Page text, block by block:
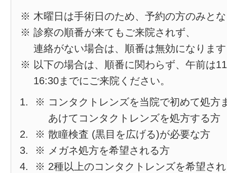
※ 木曜日は手術日のため、予約の方のみと
※ 診察の順番が来てもご来院されず、
連絡がない場合は、順番は無効になりま
※ 以下の場合は、順番に関わらず、午前は
16:30までにご来院ください。
※ コンタクトレンズを当院で初めて処方
あけてコンタクトレンズを処方する方
※ 散瞳検査 (黒目を広げる)が必要な方
※ メガネ処方を希望される方
※ 2種以上のコンタクトレンズを希望さ